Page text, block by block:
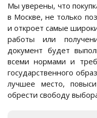
Мы уверены, что
в Москве, не только
и откроет самые
работы или
документ будет
всеми нормами и
государственного
лучшее место,
обрести свободу